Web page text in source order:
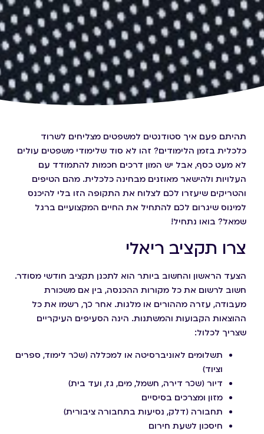
תהיתם פעם איך סטודנטים למשפטים מצליחים לשרוד
כלכלית בזמן הלימודים? זהו לא סוד שלימודי משפטים עולים
לא מעט כסף, אבל יש המון דרכים חכמות להתמודד עם
העלויות ולהישאר מאוזנים מבחינה כלכלית. מהם הטיפים
והטריקים שיעזרו לכם לצלוח את התקופה הזו בלי להיכנס
למינוס שיגרום לכם להתחיל את החיים המקצועיים ברגל
שמאל? בואו נתחיל!
צרו תקציב ריאלי
הצעד הראשון והחשוב ביותר הוא לתכנן תקציב חודשי מסודר.
חשוב לרשום את כל מקורות ההכנסה, בין אם משכורת
מעבודה, עזרה מההורים או מלגות. אחר כך, רשמו את כל
ההוצאות הקבועות והמשתנות. הינה הסעיפים העיקריים
שצריך לכלול:
תשלומים לאוניברסיטה או למכללה (שכר לימוד, ספרים
וציוד)
דיור (שכר דירה, חשמל, מים, גז, ועד בית)
מזון ומצרכים בסיסיים
תחבורה (דלק, נסיעות בתחבורה ציבורית)
חיסכון לשעת חירום